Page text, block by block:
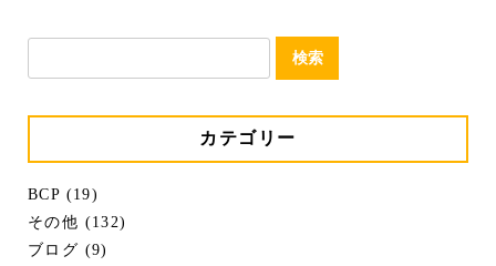
検
カテゴリー
BCP (19)
その他 (132)
ブログ (9)